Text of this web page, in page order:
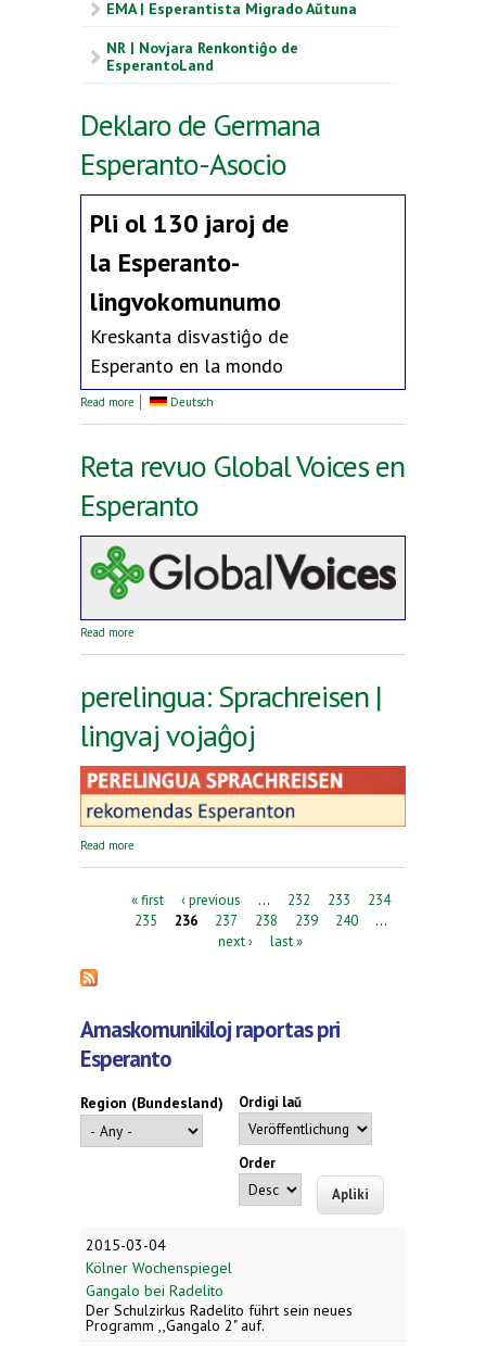
EMA | Esperantista Migrado Aŭtuna
NR | Novjara Renkontiĝo de
EsperantoLand
Deklaro de Germana
Esperanto-Asocio
Pli ol 130 jaroj de
la Esperanto-
lingvokomunumo
Kreskanta disvastiĝo de
Esperanto en la mondo
Read more about Deklaro de Germana Esperanto-Asocio
Deutsch
Reta revuo Global Voices en
Esperanto
Read more
perelingua: Sprachreisen |
lingvaj vojaĝoj
Read more
Pages« first ‹ previous … 232 233
234
235
236 237 238 239 240
…
next ›
last »
Amaskomunikiloj raportas pri
Esperanto
Region (Bundesland) Ordigi laŭ
Order
2015-03-04
Kölner Wochenspiegel
Gangalo bei Radelito
Der Schulzirkus Radelito führt sein neues
Programm ,,Gangalo 2" auf.